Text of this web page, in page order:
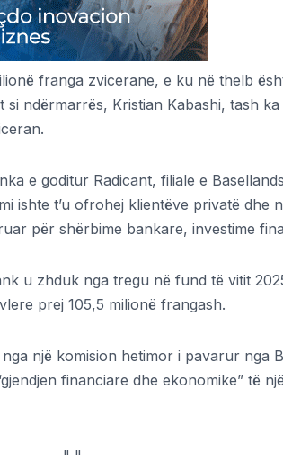
franga zvicerane, e ku në thelb
si ndërmarrës, Kristian Kabashi, tash
e goditur Radicant, filiale e
ishte t’u ofrohej klientëve privatë dhe
për shërbime bankare, investime
u zhduk nga tregu në fund të vitit
prej 105,5 milionë frangash.
një komision hetimor i pavarur nga
financiare dhe ekonomike” të
" "